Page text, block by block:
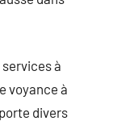
à
voyance à
divers